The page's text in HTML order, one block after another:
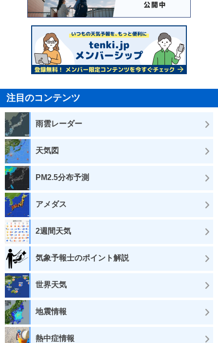
注目のコンテンツ
雨雲レーダー
天気図
PM2.5分布予測
アメダス
2週間天気
気象予報士のポイント解説
世界天気
地震情報
熱中症情報